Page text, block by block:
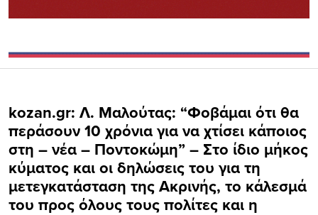
kozan.gr: Λ. Μαλούτας: “Φοβάμαι ότι θα
περάσουν 10 χρόνια για να χτίσει κάποιος
στη – νέα – Ποντοκώμη” – Στο ίδιο μήκος
κύματος και οι δηλώσεις του για τη
μετεγκατάσταση της Ακρινής, το κάλεσμά
του προς όλους τους πολίτες και η